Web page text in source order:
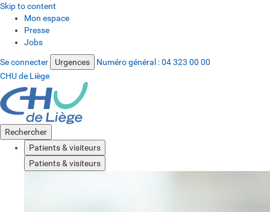
Skip to content
Mon espace
Presse
Jobs
Se connecter Urgences Numéro général :04 323 00 00
CHU de Liège
Rechercher
Patients & visiteurs
Patients & visiteurs